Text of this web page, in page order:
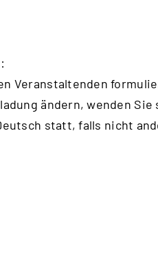
Veranstaltenden
ändern, wenden
statt, falls nicht